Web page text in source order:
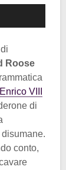
Roose
Enrico VIII
di
conto,